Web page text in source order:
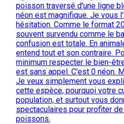
poisson traversé d'une ligne
néon est magnifique. Je vous
hésitation. Comme le format
souvent survendu comme le
confusion est totale. En
entend tout et son contraire.
minimum respecter le bien-
est sans appel. C'est 0 néon.
Je veux simplement vous
cette espèce, pourquoi votre
population, et surtout vous
spectaculaires pour profiter
poissons.